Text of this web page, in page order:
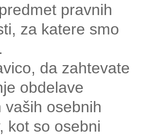
pravnih
za katere smo
da zahtevate
obdelave
vaših osebnih
kot so osebni